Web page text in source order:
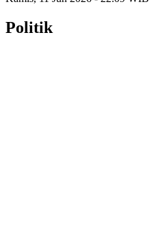
Politik